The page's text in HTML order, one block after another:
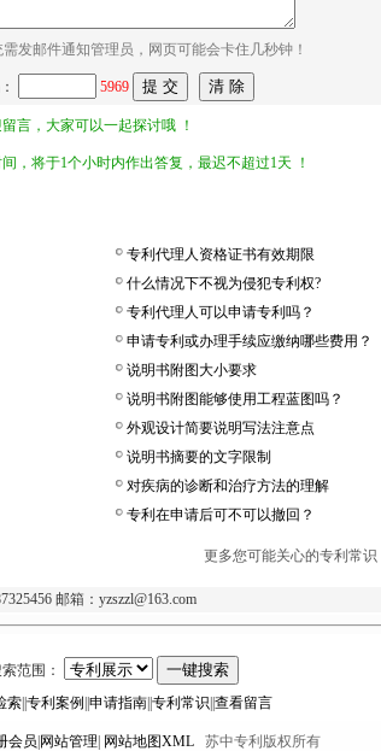
发邮件通知管理员，网页可能会卡住几秒钟！
5969
言，大家可以一起探讨哦 ！
，将于1个小时内作出答复，最迟不超过1天 ！
专利代理人资格证书有效期限
什么情况下不视为侵犯专利权?
专利代理人可以申请专利吗？
申请专利或办理手续应缴纳哪些费用？
说明书附图大小要求
说明书附图能够使用工程蓝图吗？
外观设计简要说明写法注意点
说明书摘要的文字限制
对疾病的诊断和治疗方法的理解
专利在申请后可不可以撤回？
更多您可能关心的专利常识
邮箱：yzszzl@163.com
范围：
索 专利案例 申请指南 专利常识 查看留言
会员 网站管理 网站地图XML 苏中专利 版权所有